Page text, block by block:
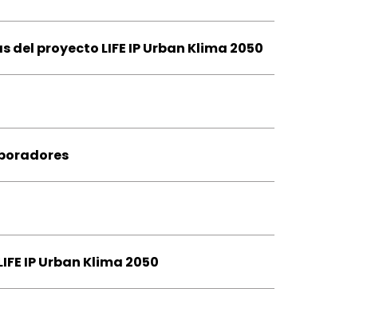
proyecto LIFE IP Urban Klima 2050
IP Urban Klima 2050